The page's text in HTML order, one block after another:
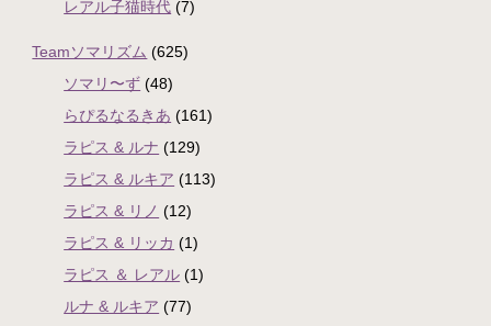
レアル子猫時代 (7)
Teamソマリズム (625)
ソマリ〜ず (48)
らぴるなるきあ (161)
ラピス & ルナ (129)
ラピス & ルキア (113)
ラピス & リノ (12)
ラピス & リッカ (1)
ラピス ＆ レアル (1)
ルナ & ルキア (77)